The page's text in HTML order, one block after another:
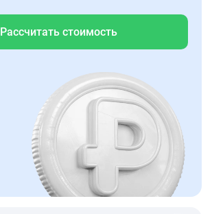
Рассчитать стоимость